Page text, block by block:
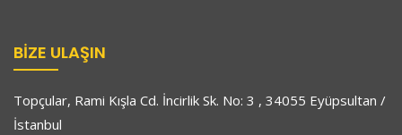
BIZE ULAŞIN
Topçular, Rami Kışla Cd. İncirlik Sk. No: 3 , 34055 Eyüpsultan /
İstanbul